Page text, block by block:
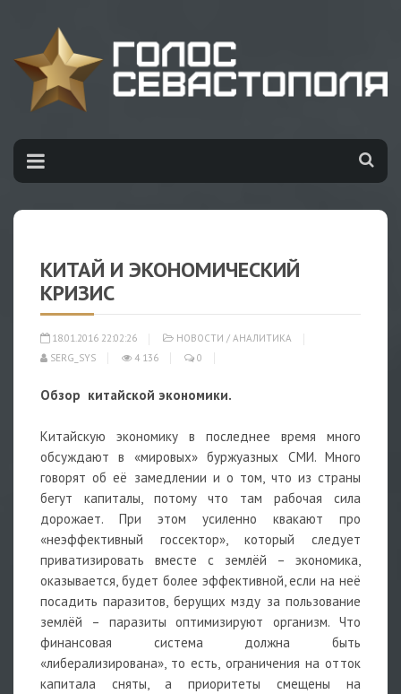
КИТАЙ И ЭКОНОМИЧЕСКИЙ
КРИЗИС
18.01.2016 22:02:26 НОВОСТИ / АНАЛИТИКА
SERG_SYS
4 136 0
Обзор китайской экономики.
Китайскую экономику в последнее время много
обсуждают в «мировых» буржуазных СМИ. Много
говорят об её замедлении и о том, что из страны
бегут капиталы, потому что там рабочая сила
дорожает. При этом усиленно квакают про
«неэффективный госсектор», который следует
приватизировать вместе с землёй – экономика,
оказывается, будет более эффективной, если на неё
посадить паразитов, берущих мзду за пользование
землёй – паразиты оптимизируют организм. Что
финансовая система должна быть
«либерализирована», то есть, ограничения на отток
капитала сняты, а приоритеты смещены на